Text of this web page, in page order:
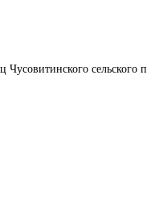
сельского